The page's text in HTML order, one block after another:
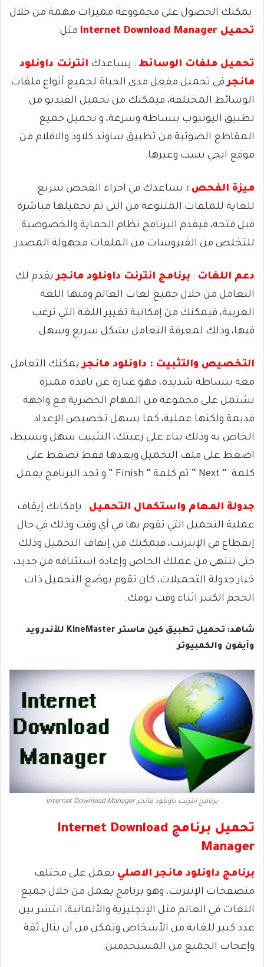
يمكنك الحصول على مجمووعة مميزات مهمة من خلال
تحميل Internet Download Manager
مثل:
تحميل ملفات الوسائط : يساعدك انترنت داونلود
مانجرفي تحميل مفعل مدى الحياة لجميع أنواع ملفات
الوسائط المختلفة، فيمكنك من تحميل الفيديو من
تطبيق اليوتيوب ببساطة وسرعة، و تحميل جميع
المقاطع الصوتية من تطبيق ساوند كلاود والافلام من
موقع ايجي بست وغيرها.
ميزة الفحص : يساعدك في اجراء الفحص سريع
للغاية للملفات المتنوعة من التى تم تحميلها مباشرة
قبل فتحه، فيقدم البرنامج نظام الحماية والخصوصية
للتخلص من الفيروسات من الملفات مجهولة المصدر.
دعم اللغات : برنامج انترنت داونلود مانجريقدم لك
التعامل من خلال جميع لغات العالم ومنها اللغة
العربية، فيمكنك من إمكانية تغيير اللغة التي ترغب
فيها، وذلك لمعرفة التعامل بشكل سريع وسهل.
التخصيص والتثبيت : داونلود مانجريمكنك التعامل
معه ببساطة شديدة، فهو عبارة عن نافذة مميزة
تشتمل على مجموعة من المهام الحصرية مع واجهة
قديمة ولكنها عملية، كما يسهل تخصيص الإعداد
الخاص به وذلك بناء على رغبتك، التثبيت سهل وبسيط،
اضغط على ملف التحميل وبعدها فقط تضغط على
كلمة ” Next ” ثم كلمة ” Finish ” و تجد البرنامج يعمل.
جدولة المهام واستكمال التحميل : بإمكانك إيقاف
عملية التحميل التي تقوم بها في أي وقت وذلك في حال
إنقطاع في الإنترنت، فيمكنك من إيقاف التحميل وذلك
حتى تنتهى من عملك الخاص وإعادة استئنافه من جديد،
خيار جدولة التحميلات، كان تقوم بوضع التحميل ذات
الحجم الكبير اثناء وقت نومك.
شاهد: تحميل تطبيق كين ماستر KineMaster للأندرويد
وآيفون والكمبيوتر
برنامج انترنت داونلود مانجر Internet Download Manager
تحميل برنامج Internet Download
Manager
برنامج داونلود مانجر الاصلي يعمل على مختلف
متصفحات الإنترنت، وهو برنامج يعمل من خلال جميع
اللغات في العالم مثل الإنجليزية والألمانية، انتشر بين
عدد كبير للغاية من الأشخاص وتمكن من أن ينال ثقة
وإعجاب الجميع من المستخدمين.